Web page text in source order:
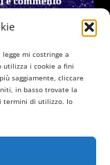
mi costringe a
i cookie a fini
saggiamente, cliccare
in basso trovate la
termini di utilizzo. Io